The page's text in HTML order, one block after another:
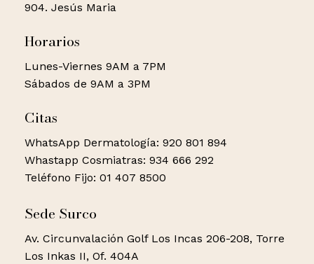
904. Jesús Maria
Horarios
Lunes-Viernes 9AM a 7PM
Sábados de 9AM a 3PM
Citas
WhatsApp Dermatología: 920 801 894
Whastapp Cosmiatras: 934 666 292
Teléfono Fijo: 01 407 8500
Sede Surco
Av. Circunvalación Golf Los Incas 206-208, Torre
Los Inkas II, Of. 404A